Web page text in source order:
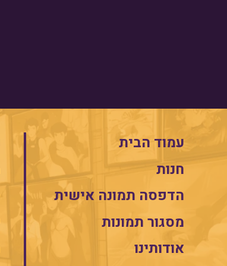
עמוד הבית
חנות
הדפסה תמונה אישית
מסגור תמונות
אודותינו